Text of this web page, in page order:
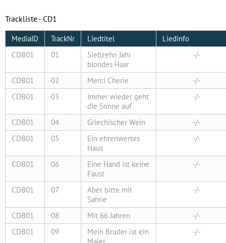
Trackliste - CD1
CDB01 01
Siebzehn Jahr
blondes Haar
-/-
CDB01 02 Merci Cherie
-/-
CDB01
03
Immer wieder geht
die Sonne auf
-/-
CDB01 04 Griechischer Wein
-/-
CDB01
05
Ein ehrenwertes
Haus
-/-
CDB01 06
Eine Hand ist keine
Faust
-/-
CDB01 07
Aber bitte mit
Sahne
-/-
CDB01 08 Mit 66 Jahren
-/-
CDB01
09
Mein Bruder ist ein
-/-
MediaID TrackNr Liedtitel Liedinfo